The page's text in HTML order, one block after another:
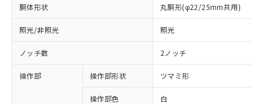
胴体形状 丸胴形(φ22/25mm共用)
照光/非照光 照光
ノッチ数 2ノッチ
操作部 操作部形状 ツマミ形
操作部色 白